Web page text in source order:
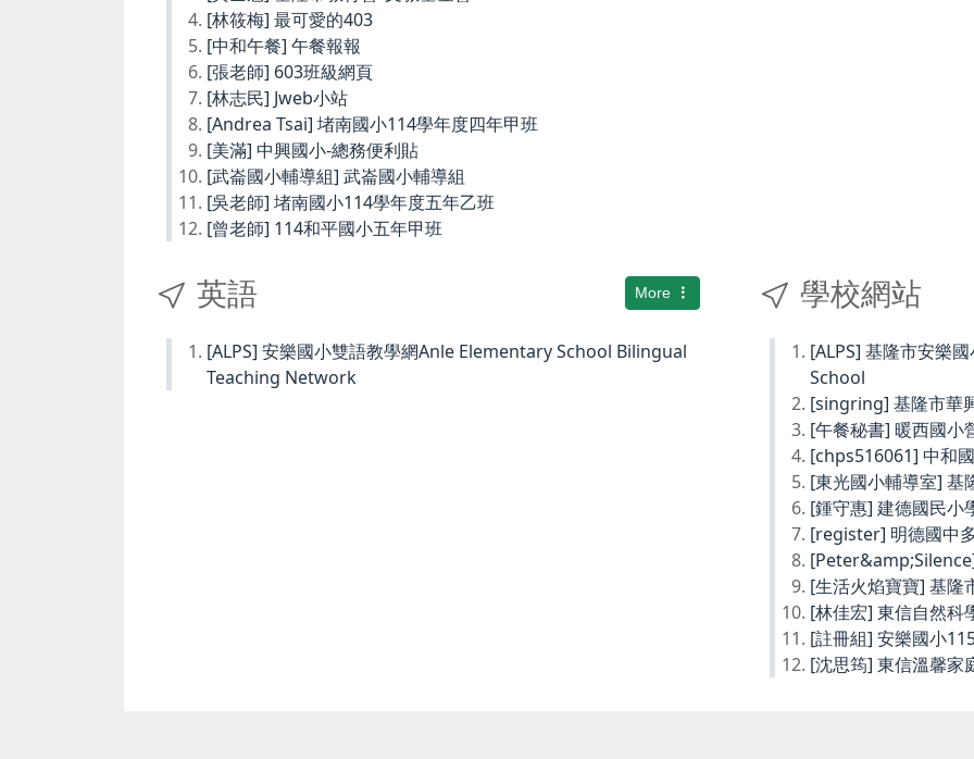
[林筱梅] 最可愛的403
[中和午餐] 午餐報報
[張老師] 603班級網頁
[林志民] Jweb小站
[Andrea Tsai] 堵南國小114學年度四年甲班
[美滿] 中興國小-總務便利貼
[武崙國小輔導組] 武崙國小輔導組
[吳老師] 堵南國小114學年度五年乙班
[曾老師] 114和平國小五年甲班
More
英語
[ALPS] 安樂國小雙語教學網Anle Elementary School Bilingual
Teaching Network
學校網站
[ALPS] 基隆市安樂
School
[singring] 基隆市華
[午餐秘書] 暖西國小
[chps516061] 中和
[東光國小輔導室] 基
[鍾守惠] 建德國民小
[register] 明德國中
[生活火焰寶寶] 基隆
[林佳宏] 東信自然科
[註冊組] 安樂國小
[沈思筠] 東信溫馨家